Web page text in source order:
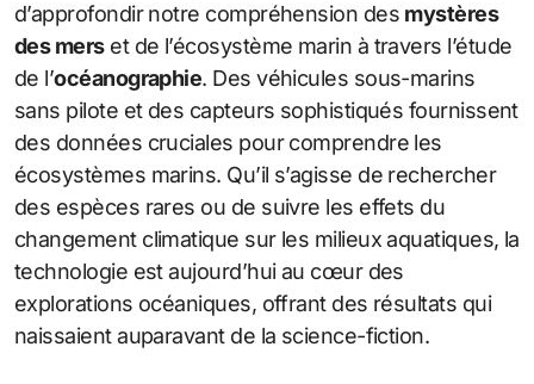
d’approfondir notre compréhension des mystères
des merset de l’écosystème marin à travers l’étude
de l’océanographie. Des véhicules sous-marins
sans pilote et des capteurs sophistiqués fournissent
des données cruciales pour comprendre les
écosystèmes marins. Qu’il s’agisse de rechercher
des espèces rares ou de suivre les effets du
changement climatique sur les milieux aquatiques, la
technologie est aujourd’hui au cœur des
explorations océaniques, offrant des résultats qui
naissaient auparavant de la science-fiction.